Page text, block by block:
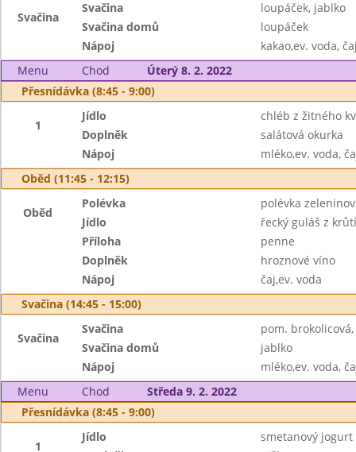
Svačina
Svačina
loupáček, jablko
Svačina domů
loupáček
Nápoj
kakao,ev. voda,
Menu
Chod
Úterý 8. 2. 2022
Přesnídávka (8:45 - 9:00)
1
Jídlo
chléb z žitného
Doplněk
salátová okurka
Nápoj
mléko,ev. voda,
Oběd (11:45 - 12:15)
Oběd
Polévka
polévka
Jídlo
řecký guláš z
Příloha
penne
Doplněk
hroznové víno
Nápoj
čaj,ev. voda
Svačina (14:45 - 15:00)
Svačina
Svačina
pom.
Svačina domů
jablko
Nápoj
mléko,ev. voda,
Menu
Chod
Středa 9. 2. 2022
Přesnídávka (8:45 - 9:00)
1
Jídlo
smetanový